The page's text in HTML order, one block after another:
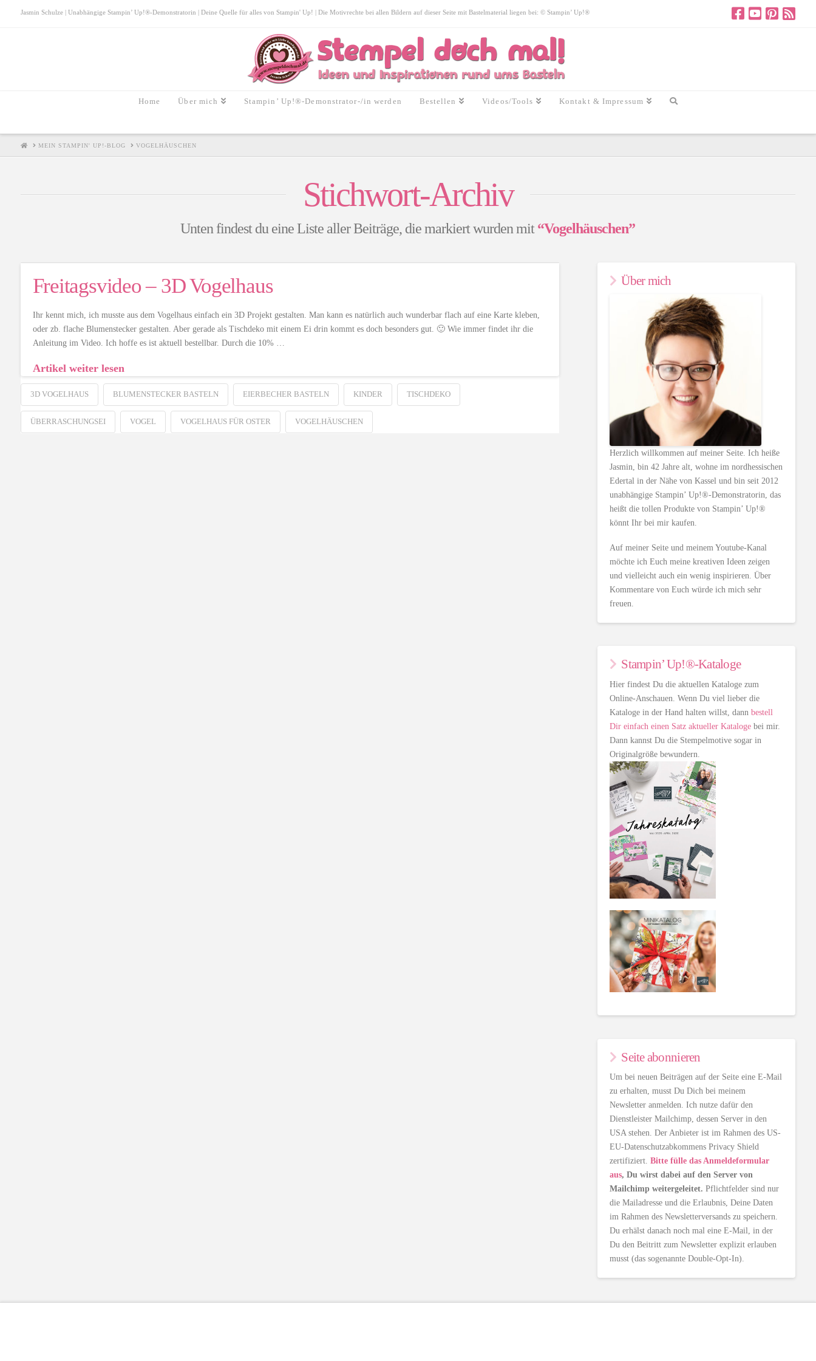
Jasmin Schulze | Unabhängige Stampin’ Up!®-Demonstratorin | Deine Quelle für alles von Stampin' Up! | Die Motivrechte bei allen Bildern auf dieser Seite mit Bastelmaterial liegen bei: © Stampin’ Up!®
Home Über mich Stampin’ Up!®-Demonstrator-/in werden Bestellen Videos/Tools Kontakt & Impressum
HOMEMEIN STAMPIN' UP!-BLOG VOGELHÄUSCHEN
Stichwort-Archiv
Unten findest du eine Liste aller Beiträge, die markiert wurden mit“Vogelhäuschen”
Freitagsvideo – 3D Vogelhaus
Ihr kennt mich, ich musste aus dem Vogelhaus einfach ein 3D Projekt gestalten. Man kann es natürlich auch wunderbar flach auf eine Karte kleben,
oder zb. flache Blumenstecker gestalten. Aber gerade als Tischdeko mit einem Ei drin kommt es doch besonders gut. 🙂 Wie immer findet ihr die
Anleitung im Video. Ich hoffe es ist aktuell bestellbar. Durch die 10% …
Artikel weiter lesen
3D VOGELHAUS BLUMENSTECKER BASTELN EIERBECHER BASTELN KINDER TISCHDEKO
ÜBERRASCHUNGSEI VOGEL VOGELHAUS FÜR OSTER VOGELHÄUSCHEN
Über mich
Herzlich willkommen auf meiner Seite. Ich heiße
Jasmin, bin 42 Jahre alt, wohne im nordhessischen
Edertal in der Nähe von Kassel und bin seit 2012
unabhängige Stampin’ Up!®-Demonstratorin, das
heißt die tollen Produkte von Stampin’ Up!®
könnt Ihr bei mir kaufen.
Auf meiner Seite und meinem Youtube-Kanal
möchte ich Euch meine kreativen Ideen zeigen
und vielleicht auch ein wenig inspirieren. Über
Kommentare von Euch würde ich mich sehr
freuen.
Stampin’ Up!®-Kataloge
Hier findest Du die aktuellen Kataloge zum
Online-Anschauen. Wenn Du viel lieber die
Kataloge in der Hand halten willst, dannbestell
Dir einfach einen Satz aktueller Kataloge bei mir.
Dann kannst Du die Stempelmotive sogar in
Originalgröße bewundern.
Seite abonnieren
Um bei neuen Beiträgen auf der Seite eine E-Mail
zu erhalten, musst Du Dich bei meinem
Newsletter anmelden. Ich nutze dafür den
Dienstleister Mailchimp, dessen Server in den
USA stehen. Der Anbieter ist im Rahmen des US-
EU-Datenschutzabkommens Privacy Shield
zertifiziert.Bitte fülle das Anmeldeformular
aus, Du wirst dabei auf den Server von
Mailchimp weitergeleitet. Pflichtfelder sind nur
die Mailadresse und die Erlaubnis, Deine Daten
im Rahmen des Newsletterversands zu speichern.
Du erhälst danach noch mal eine E-Mail, in der
Du den Beitritt zum Newsletter explizit erlauben
musst (das sogenannte Double-Opt-In).